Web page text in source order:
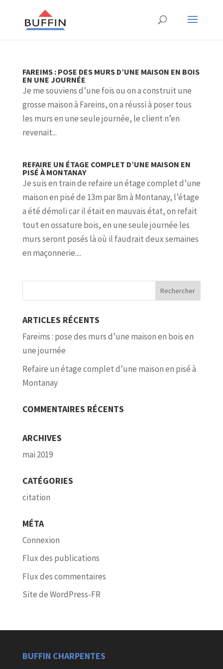
FAREIMS : POSE DES MURS D’UNE MAISON EN BOIS
EN UNE JOURNÉE
Je me souviens d’une fois ou on a construit une
grosse maison à Fareins, on a réussi à poser tous
les murs en une seule journée, le client n’en
revenait...
REFAIRE UN ÉTAGE COMPLET D’UNE MAISON EN
PISÉ À MONTANAY
Je suis en train de refaire un étage complet d’une
maison en pisé de 13m par 8m à Montanay, l’étage
a été démoli car il était en mauvais état, on refait
tout en ossature bois, en une seule journée les
murs seront posés là où il faudrait deux semaines
en maçonnerie....
ARTICLES RÉCENTS
Fareims : pose des murs d’une maison en bois en
une journée
Refaire un étage complet d’une maison en pisé à
Montanay
COMMENTAIRES RÉCENTS
ARCHIVES
mai 2019
CATÉGORIES
citation
MÉTA
Connexion
Flux des publications
Flux des commentaires
Site de WordPress-FR
BUFFIN CHARPENTES